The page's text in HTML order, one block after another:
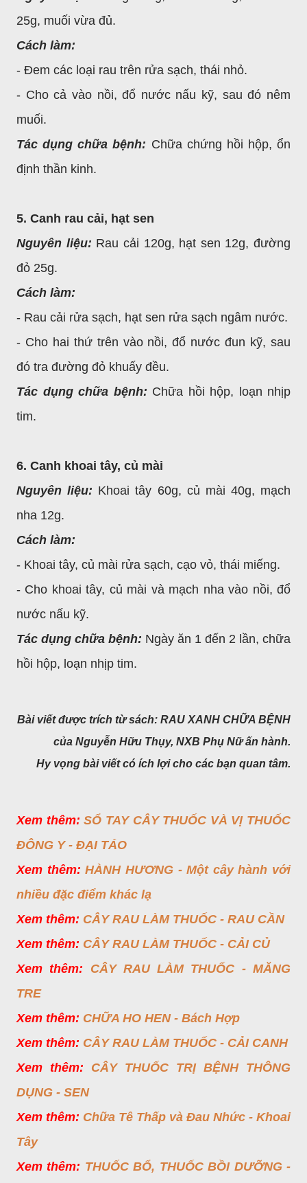
25g, muối vừa đủ.
Cách làm:
- Đem các loại rau trên rửa sạch, thái nhỏ.
- Cho cả vào nồi, đổ nước nấu kỹ, sau đó nêm
muối.
Tác dụng chữa bệnh: Chữa chứng hồi hộp, ổn
định thần kinh.
5. Canh rau cải, hạt sen
Nguyên liệu: Rau cải 120g, hạt sen 12g, đường
đỏ 25g.
Cách làm:
- Rau cải rửa sạch, hạt sen rửa sạch ngâm nước.
- Cho hai thứ trên vào nồi, đổ nước đun kỹ, sau
đó tra đường đỏ khuấy đều.
Tác dụng chữa bệnh: Chữa hồi hộp, loạn nhịp
tim.
6. Canh khoai tây, củ mài
Nguyên liệu: Khoai tây 60g, củ mài 40g, mạch
nha 12g.
Cách làm:
- Khoai tây, củ mài rửa sạch, cạo vỏ, thái miếng.
- Cho khoai tây, củ mài và mạch nha vào nồi, đổ
nước nấu kỹ.
Tác dụng chữa bệnh: Ngày ăn 1 đến 2 lần, chữa
hồi hộp, loạn nhịp tim.
Bài viết được trích từ sách: RAU XANH CHỮA BỆNH
của Nguyễn Hữu Thụy, NXB Phụ Nữ ấn hành.
Hy vọng bài viết có ích lợi cho các bạn quan tâm.
Xem thêm:SỔ TAY CÂY THUỐC VÀ VỊ THUỐC
ĐÔNG Y - ĐẠI TÁO
Xem thêm:HÀNH HƯƠNG - Một cây hành với
nhiều đặc điểm khác lạ
Xem thêm: CÂY RAU LÀM THUỐC - RAU CẦN
Xem thêm: CÂY RAU LÀM THUỐC - CẢI CỦ
Xem thêm: CÂY RAU LÀM THUỐC - MĂNG
TRE
Xem thêm: CHỮA HO HEN - Bách Hợp
Xem thêm: CÂY RAU LÀM THUỐC - CẢI CANH
Xem thêm: CÂY THUỐC TRỊ BỆNH THÔNG
DỤNG - SEN
Xem thêm: Chữa Tê Thấp và Đau Nhức - Khoai
Tây
Xem thêm: THUỐC BỔ, THUỐC BỒI DƯỠNG -